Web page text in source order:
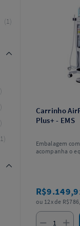
Carrinho
Plus+ - EMS
Embalagem
acompanha o
ou 12x de
1
1